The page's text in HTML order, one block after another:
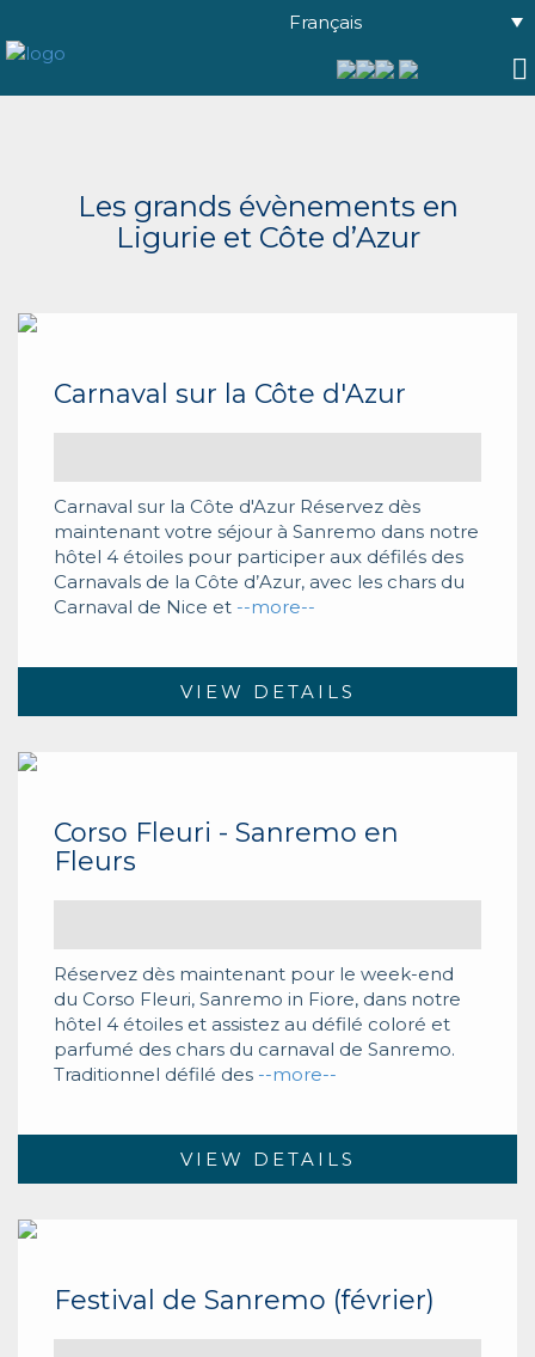
Français
Les grands évènements en
Ligurie et Côte d’Azur
Carnaval sur la Côte d'Azur
Carnaval sur la Côte d'Azur Réservez dès
maintenant votre séjour à Sanremo dans notre
hôtel 4 étoiles pour participer aux défilés des
Carnavals de la Côte d’Azur, avec les chars du
Carnaval de Nice et --more--
VIEW DETAILS
Corso Fleuri - Sanremo en
Fleurs
Réservez dès maintenant pour le week-end
du Corso Fleuri, Sanremo in Fiore, dans notre
hôtel 4 étoiles et assistez au défilé coloré et
parfumé des chars du carnaval de Sanremo.
Traditionnel défilé des --more--
VIEW DETAILS
Festival de Sanremo (février)